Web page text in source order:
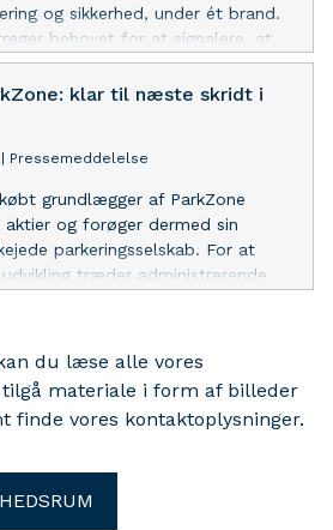
og sikkerhed, under ét brand.
behovet for at signalere, at
end bare et parkeringsselskab.
klar til næste skridt i
Pressemeddelelse
grundlægger af ParkZone
og forøger dermed sin
parkeringsselskab. For at
udvikling træder administrerende
du læse alle vores
tilgå materiale i form af billeder
finde vores kontaktoplysninger.